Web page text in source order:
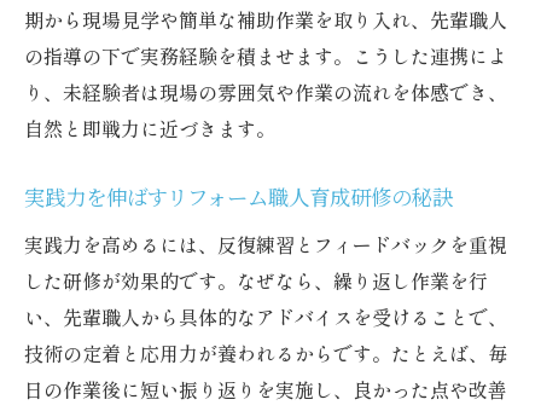
期から現場見学や簡単な補助作業を取り入れ、先輩職人
の指導の下で実務経験を積ませます。こうした連携によ
り、未経験者は現場の雰囲気や作業の流れを体感でき、
自然と即戦力に近づきます。
実践力を伸ばすリフォーム職人育成研修の秘訣
実践力を高めるには、反復練習とフィードバックを重視
した研修が効果的です。なぜなら、繰り返し作業を行
い、先輩職人から具体的なアドバイスを受けることで、
技術の定着と応用力が養われるからです。たとえば、毎
日の作業後に短い振り返りを実施し、良かった点や改善